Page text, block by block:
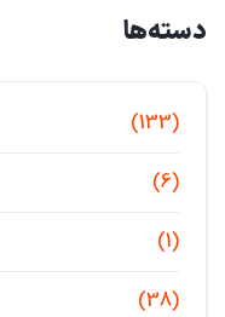
دسته‌ها
(133)
(6)
(1)
(38)